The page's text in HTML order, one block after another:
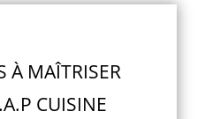
À MAÎTRISER
CUISINE